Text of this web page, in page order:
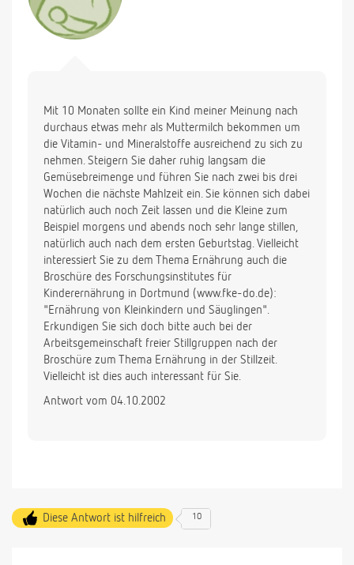
Mit 10 Monaten sollte ein Kind meiner Meinung nach
durchaus etwas mehr als Muttermilch bekommen um
die Vitamin- und Mineralstoffe ausreichend zu sich zu
nehmen. Steigern Sie daher ruhig langsam die
Gemüsebreimenge und führen Sie nach zwei bis drei
Wochen die nächste Mahlzeit ein. Sie können sich dabei
natürlich auch noch Zeit lassen und die Kleine zum
Beispiel morgens und abends noch sehr lange stillen,
natürlich auch nach dem ersten Geburtstag. Vielleicht
interessiert Sie zu dem Thema Ernährung auch die
Broschüre des Forschungsinstitutes für
Kinderernährung in Dortmund (www.fke-do.de):
"Ernährung von Kleinkindern und Säuglingen".
Erkundigen Sie sich doch bitte auch bei der
Arbeitsgemeinschaft freier Stillgruppen nach der
Broschüre zum Thema Ernährung in der Stillzeit.
Vielleicht ist dies auch interessant für Sie.
Antwort vom 04.10.2002
Diese Antwort ist hilfreich 10